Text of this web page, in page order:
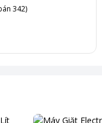
đun chảy và ninh,
342)